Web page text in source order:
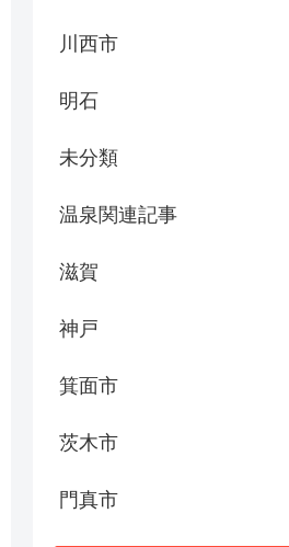
川西市
明石
未分類
温泉関連記事
滋賀
神戸
箕面市
茨木市
門真市